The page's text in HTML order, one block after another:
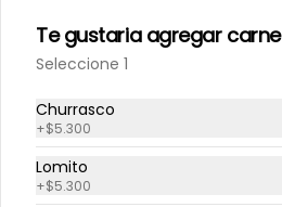
Hamburguesa queso
$9.500
Te gustaria agregar carne
Seleccione 1
Churrasco
+$5.300
Lomito
+$5.300